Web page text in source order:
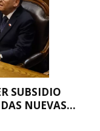
SUBSIDIO
NUEVAS...